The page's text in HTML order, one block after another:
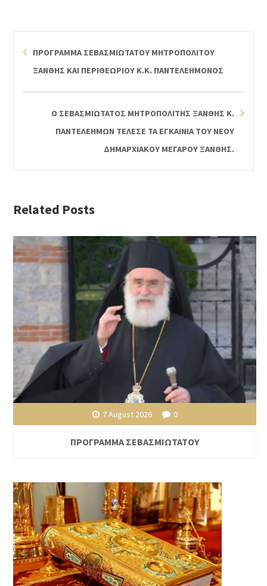
ΠΡΟΓΡΑΜΜΑ ΣΕΒΑΣΜΙΩΤΑΤΟΥ ΜΗΤΡΟΠΟΛΙΤΟΥ
ΞΑΝΘΗΣ ΚΑΙ ΠΕΡΙΘΕΩΡΙΟΥ Κ.Κ. ΠΑΝΤΕΛΕΗΜΟΝΟΣ
Ο ΣΕΒΑΣΜΙΩΤΑΤΟΣ ΜΗΤΡΟΠΟΛΙΤΗΣ ΞΑΝΘΗΣ Κ.
ΠΑΝΤΕΛΕΗΜΩΝ ΤΕΛΕΣΕ ΤΑ ΕΓΚΑΙΝΙΑ ΤΟΥ ΝΕΟΥ
ΔΗΜΑΡΧΙΑΚΟΥ ΜΕΓΑΡΟΥ ΞΑΝΘΗΣ.
Related Posts
7 August 2026 0
ΠΡΟΓΡΑΜΜΑ ΣΕΒΑΣΜΙΩΤΑΤΟΥ